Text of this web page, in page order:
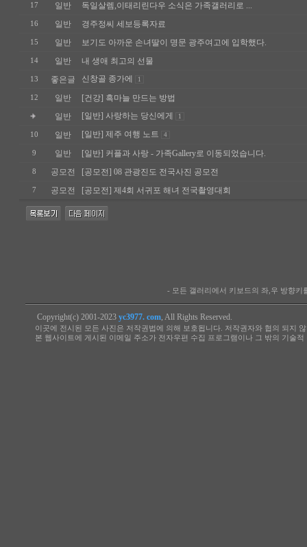
17 일반 독일살렘,이태리린다우 소식은 가족갤러리로 ...
16 일반 경주정씨 세보등록자료
15 일반 보기도 아까운 손녀딸이 명문 광주여고에 입학했다.
14 일반 내 생애 최고의 선물
13 좋은글 신창골 종가에 1
12 일반
[건강] 흑마늘 만드는 방법
일반
[일반] 사랑하는 당신에게 1
10 일반 [일반] 제주 여행 노트 4
9 일반 [일반] 커플과 사랑 - 가족Gallery로 이동되었습니다.
8 공모전 [공모전] 08 관광진도 전국사진 공모전
7 공모전 [공모전] 제4회 서귀포 해녀 전국촬영대회
- 모든 갤러리에서 키보드의 좌,우 방향키
Copyright(c) 2001-2023 yc3977. com, All Rights Reserved.
이곳에 전시된 모든 사진은 저작권법에 의해 보호됩니다. 저작권자와 협의 되지
본 웹사이트에 게시된 이메일 주소가 전자우편 수집 프로그램이나 그 밖의 기술